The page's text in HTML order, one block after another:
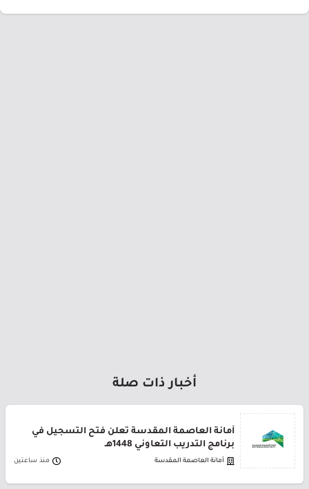
أخبار ذات صلة
أمانة العاصمة المقدسة تعلن فتح التسجيل في
برنامج التدريب التعاوني 1448هـ
أمانة العاصمة المقدسة منذ ساعتين